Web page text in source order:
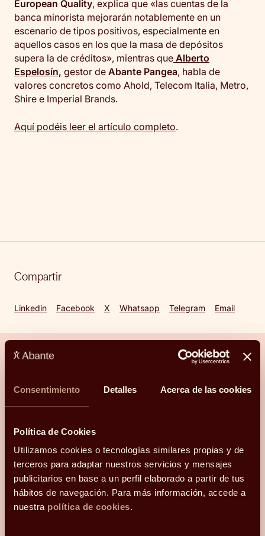
Consentimiento Detalles Acerca de las cookies
Política de Cookies
Utilizamos cookies o tecnologías similares propias y de
terceros para adaptar nuestros servicios y mensajes
publicitarios en base a un perfil elaborado a partir de tus
hábitos de navegación. Para más información, accede a
nuestra política de cookies.
European Quality, explica que «las cuentas de la
banca minorista mejorarán notablemente en un
escenario de tipos positivos, especialmente en
aquellos casos en los que la masa de depósitos
supera la de créditos», mientras que Alberto
Espelosín, gestor de Abante Pangea, habla de
valores concretos como Ahold, Telecom Italia, Metro,
Shire e Imperial Brands.
Aquí podéis leer el artículo completo.
Compartir
Linkedin Facebook X Whatsapp Telegram Email
¿Hablamos?
claridad.
Hola, me llamo
y mi correo electrónico
es
.Podéis
contactarme en el teléfono